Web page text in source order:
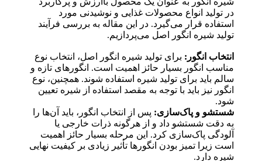
در تولید انواع محصولات غذایی و نوشیدنی مورد
استفاده قرار می‌گیرد. در این مقاله به بررسی فرآیند
تولید شیره انگور اصل می‌پردازیم.
انتخاب انگور: برای تولید شیره انگور اصل، انتخاب نوع
مناسب انگور بسیار حائز اهمیت است. انگورهای تازه و
سالم باید برای تولید شیره استفاده شوند. همچنین، نوع
انگور نیز باید با توجه به مقصد استفاده از شیره تعیین
شود.
شستشو و پاک‌سازی: پس از انتخاب انگور، باید آن‌ها را
به دقت شستشو داد و از هرگونه ذرات خارجی یا
آلودگی پاک‌سازی کرد. این مرحله بسیار حائز اهمیت
است زیرا تمیز بودن انگورها تأثیر زیادی بر کیفیت نهایی
شیره دارد.